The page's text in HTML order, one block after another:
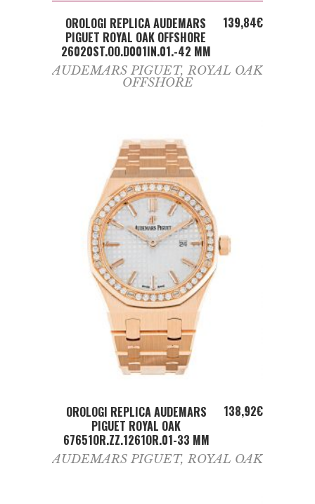
ADD TO CART
OROLOGI REPLICA AUDEMARS
PIGUET ROYAL OAK OFFSHORE
26020ST.OO.D001IN.01.-42 MM
139,84€
AUDEMARS PIGUET, ROYAL OAK
OFFSHORE
ADD TO CART
OROLOGI REPLICA AUDEMARS
PIGUET ROYAL OAK
67651OR.ZZ.1261OR.01-33 MM
138,92€
AUDEMARS PIGUET, ROYAL OAK